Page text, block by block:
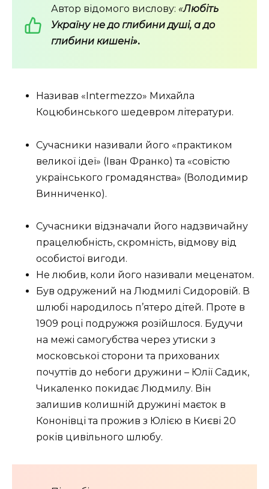
Автор відомого вислову: «Любіть
Україну не до глибини душі, а до
глибини кишені».
Називав «Intermezzo» Михайла
Коцюбинського шедевром літератури.
Сучасники називали його «практиком
великої ідеї» (Іван Франко) та «совістю
українського громадянства» (Володимир
Винниченко).
Сучасники відзначали його надзвичайну
працелюбність, скромність, відмову від
особистої вигоди.
Не любив, коли його називали меценатом.
Був одружений на Людмилі Сидоровій. В
шлюбі народилось п’ятеро дітей. Проте в
1909 році подружжя розійшлося. Будучи
на межі самогубства через утиски з
московської сторони та прихованих
почуттів до небоги дружини – Юлії Садик,
Чикаленко покидає Людмилу. Він
залишив колишній дружині маєток в
Кононівці та прожив з Юлією в Києві 20
років цивільного шлюбу.